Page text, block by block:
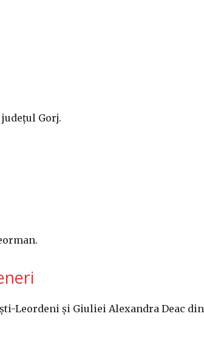
Gorj.
Leordeni și Giuliei Alexandra Deac din